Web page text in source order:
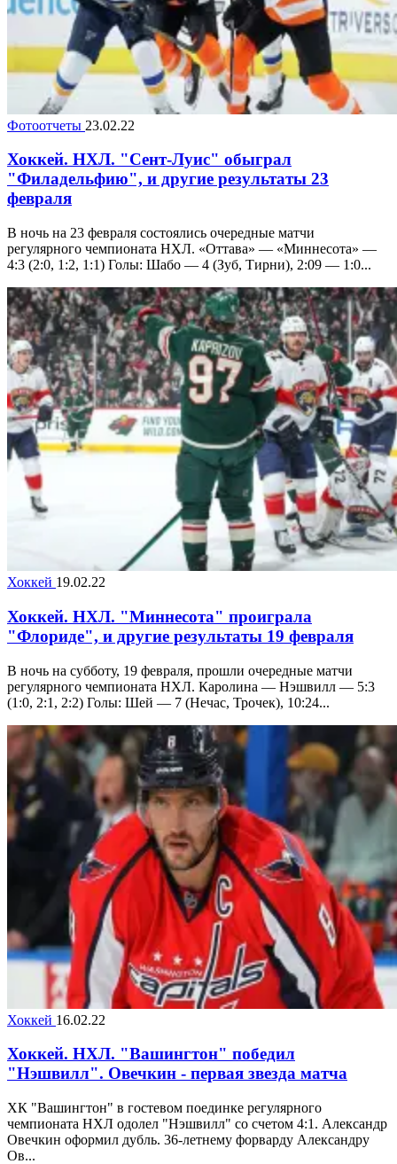
Фотоотчеты 23.02.22
Хоккей. НХЛ. "Сент-Луис" обыграл
"Филадельфию", и другие результаты 23
февраля
В ночь на 23 февраля состоялись очередные матчи
регулярного чемпионата НХЛ. «Оттава» — «Миннесота» —
4:3 (2:0, 1:2, 1:1) Голы: Шабо — 4 (Зуб, Тирни), 2:09 — 1:0...
Хоккей 19.02.22
Хоккей. НХЛ. "Миннесота" проиграла
"Флориде", и другие результаты 19 февраля
В ночь на субботу, 19 февраля, прошли очередные матчи
регулярного чемпионата НХЛ. Каролина — Нэшвилл — 5:3
(1:0, 2:1, 2:2) Голы: Шей — 7 (Нечас, Трочек), 10:24...
Хоккей 16.02.22
Хоккей. НХЛ. "Вашингтон" победил
"Нэшвилл". Овечкин - первая звезда матча
ХК "Вашингтон" в гостевом поединке регулярного
чемпионата НХЛ одолел "Нэшвилл" со счетом 4:1. Александр
Овечкин оформил дубль. 36-летнему форварду Александру
Ов...